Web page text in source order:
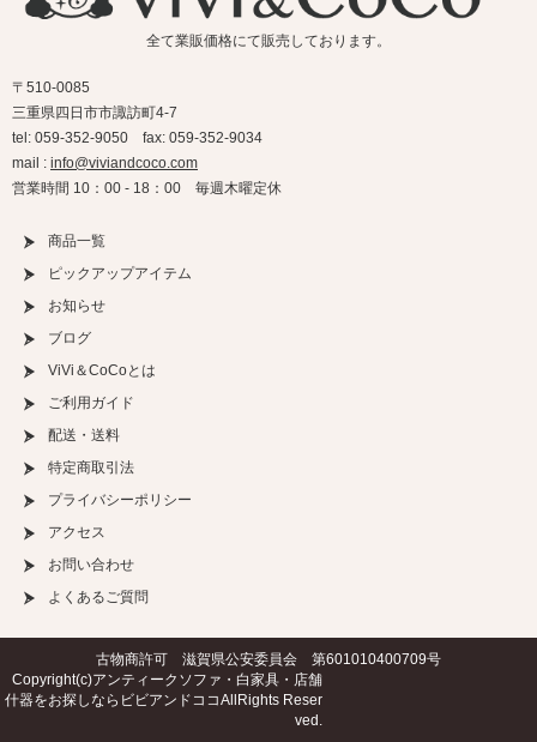
全て業販価格にて販売しております。
〒510-0085
三重県四日市市諏訪町4-7
tel: 059-352-9050 fax: 059-352-9034
mail : info@viviandcoco.com
営業時間 10：00 - 18：00 毎週木曜定休
商品一覧
ピックアップアイテム
お知らせ
ブログ
ViVi＆CoCoとは
ご利用ガイド
配送・送料
特定商取引法
プライバシーポリシー
アクセス
お問い合わせ
よくあるご質問
古物商許可 滋賀県公安委員会 第601010400709号
Copyright(c)アンティークソファ・白家具・店舗
什器をお探しならビビアンドココAllRights Reser
ved.